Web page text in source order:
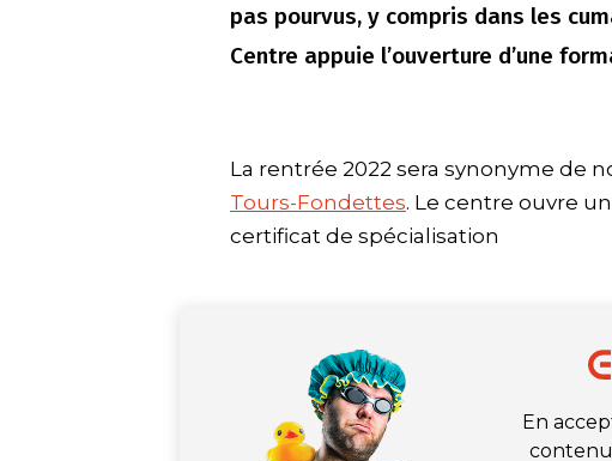
pas pourvus, y compris dans les
Centre appuie l’ouverture d’une
La rentrée 2022 sera synonyme de
Tours-Fondettes. Le centre ouvre
certificat de spécialisation
En